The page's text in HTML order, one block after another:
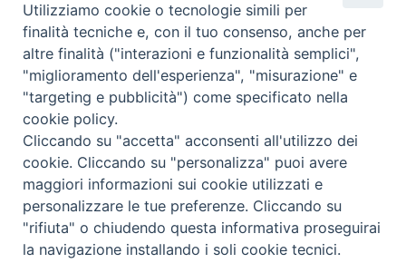
86170 Isernia
086550849
segreteria@diocesiiserniavenafro.it
I nostri social
Copyright © 2018 - Diocesi di Isernia-Venafro (C.F.
90008750946). Riproduzione solo con permesso.
Tutti i diritti sono riservati
Utilizziamo cookie o tecnologie simili per
finalità tecniche e, con il tuo consenso, anche per
altre finalità ("interazioni e funzionalità semplici",
"miglioramento dell'esperienza", "misurazione" e
"targeting e pubblicità") come specificato nella
cookie policy.
Cliccando su "accetta" acconsenti all'utilizzo dei
cookie. Cliccando su "personalizza" puoi avere
maggiori informazioni sui cookie utilizzati e
personalizzare le tue preferenze. Cliccando su
"rifiuta" o chiudendo questa informativa proseguirai
la navigazione installando i soli cookie tecnici.